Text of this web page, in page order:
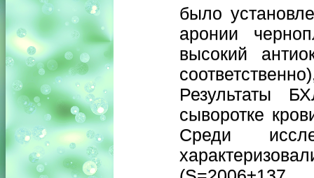
было
аронии
высокий
Результаты
сыворотке
Среди